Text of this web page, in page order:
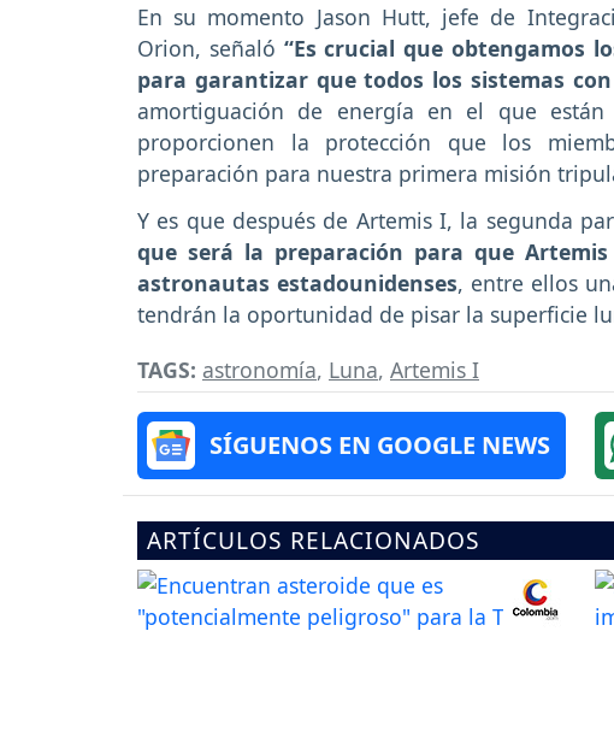
En su momento Jason Hutt, jefe de
Orion, señaló “Es crucial que obtengamos
para garantizar que todos los sistemas
amortiguación de energía en el que
proporcionen la protección que los
preparación para nuestra primera misión
Y es que después de Artemis I, la segunda
que será la preparación para que
astronautas estadounidenses, entre ellos
tendrán la oportunidad de pisar la superficie
TAGS: astronomía, Luna, Artemis I
SÍGUENOS EN GOOGLE NEWS
ARTÍCULOS RELACIONADOS